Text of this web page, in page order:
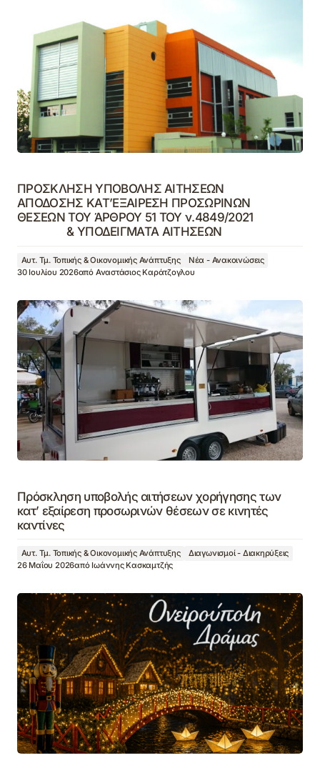
ΠΡΟΣΚΛΗΣΗ ΥΠΟΒΟΛΗΣ ΑΙΤΗΣΕΩΝ
ΑΠΟΔΟΣΗΣ ΚΑΤ’ΕΞΑΙΡΕΣΗ ΠΡΟΣΩΡΙΝΩΝ
ΘΕΣΕΩΝ ΤΟΥ ΆΡΘΡΟΥ 51 ΤΟΥ ν.4849/2021
& ΥΠΟΔΕΙΓΜΑΤΑ ΑΙΤΗΣΕΩΝ
Αυτ. Τμ. Τοπικής & Οικονομικής Ανάπτυξης
Νέα - Ανακοινώσεις
30 Ιουλίου 2026από Αναστάσιος Καράτζογλου
Πρόσκληση υποβολής αιτήσεων χορήγησης των
κατ’ εξαίρεση προσωρινών θέσεων σε κινητές
καντίνες
Αυτ. Τμ. Τοπικής & Οικονομικής Ανάπτυξης
Διαγωνισμοί - Διακηρύξεις
26 Μαΐου 2026από Ιωάννης Κασκαμτζής